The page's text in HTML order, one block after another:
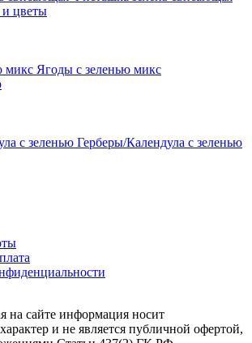
и цветы
Ягоды с зеленью микс
Герберы/Календула с зеленью
на сайте информация носит
и не является публичной офертой,